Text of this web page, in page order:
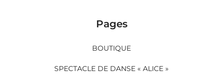
Pages
BOUTIQUE
SPECTACLE DE DANSE « ALICE »